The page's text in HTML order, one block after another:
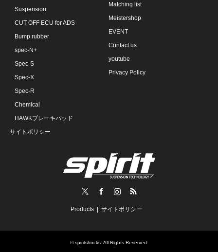
Suspension
CUT OFF ECU for ADS
Bump rubber
spec-N+
Spec-S
Spec-X
Spec-R
Chemical
HAWKブレーキパッド
サイトポリシー
Matching list
Meistershop
EVENT
Contact us
youtube
Privacy Policy
RSS
Products サイトポリシー
©spiritshocks. All Rights Reserved.